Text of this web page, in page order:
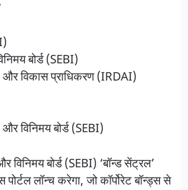
बोर्ड (SEBI)
और विकास प्राधिकरण (IRDAI)
विनिमय बोर्ड (SEBI)
विनिमय बोर्ड (SEBI) ‘बॉन्ड सेंट्रल’
लॉन्च करेगा, जो कॉर्पोरेट बॉन्ड्स से